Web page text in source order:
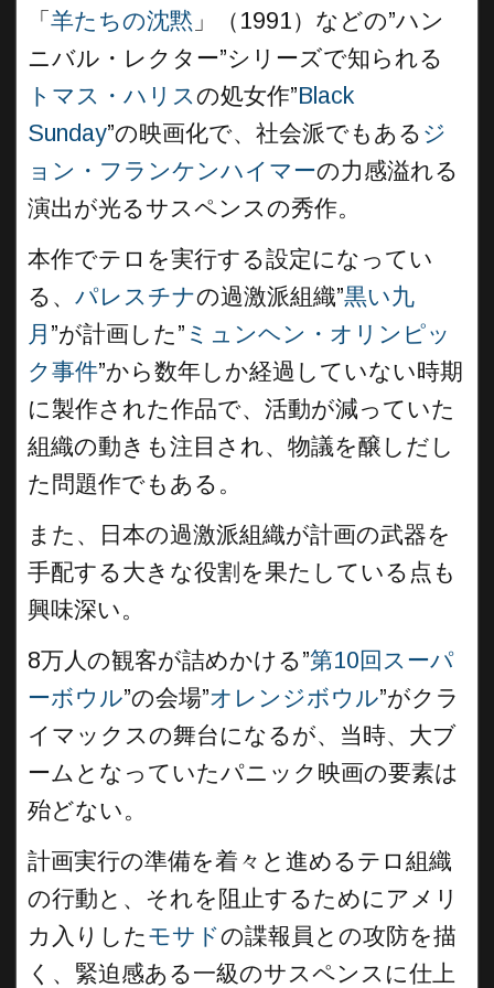
「 羊たちの沈黙 」（1991）などの”ハン
ニバル・レクター”シリーズで知られる
トマス・ハリスの処女作”Black
Sunday”の映画化で、社会派でもある ジ
ョン・フランケンハイマーの力感溢れる
演出が光るサスペンスの秀作。
本作でテロを実行する設定になってい
る、 パレスチナの過激派組織”黒い九
月 ”が計画した” ミュンヘン・オリンピッ
ク事件”から数年しか経過していない時期
に製作された作品で、活動が減っていた
組織の動きも注目され、物議を醸しだし
た問題作でもある。
また、日本の過激派組織が計画の武器を
手配する大きな役割を果たしている点も
興味深い。
8万人の観客が詰めかける”第10回スーパ
ーボウル”の会場”オレンジボウル”がクラ
イマックスの舞台になるが、当時、大ブ
ームとなっていたパニック映画の要素は
殆どない。
計画実行の準備を着々と進めるテロ組織
の行動と、それを阻止するためにアメリ
カ入りしたモサドの諜報員との攻防を描
く、緊迫感ある一級のサスペンスに仕上